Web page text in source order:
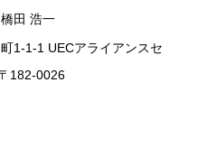
田 浩一
1-1-1 UECアライアンスセ
182-0026